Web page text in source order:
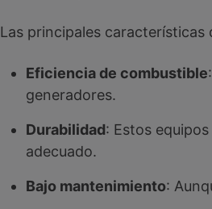
Las principales características
Eficiencia de combustible
generadores.
Durabilidad: Estos
adecuado.
Bajo mantenimiento: